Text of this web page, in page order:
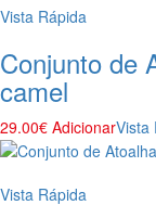
Vista Rápida
Conjunto de
camel
29.00€ AdicionarVista
Vista Rápida